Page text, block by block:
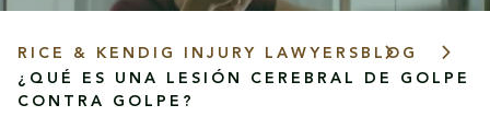
RICE & KENDIG INJURY LAWYERS BLOG
¿QUÉ ES UNA LESIÓN CEREBRAL DE GOLPE
CONTRA GOLPE?